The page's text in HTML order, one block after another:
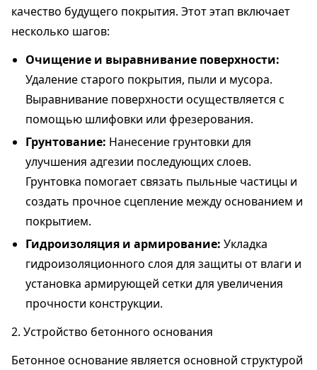
качество будущего покрытия. Этот этап включает
несколько шагов:
Очищение и выравнивание поверхности:
Удаление старого покрытия, пыли и мусора.
Выравнивание поверхности осуществляется с
помощью шлифовки или фрезерования.
Грунтование: Нанесение грунтовки для
улучшения адгезии последующих слоев.
Грунтовка помогает связать пыльные частицы и
создать прочное сцепление между основанием и
покрытием.
Гидроизоляция и армирование: Укладка
гидроизоляционного слоя для защиты от влаги и
установка армирующей сетки для увеличения
прочности конструкции.
2. Устройство бетонного основания
Бетонное основание является основной структурой